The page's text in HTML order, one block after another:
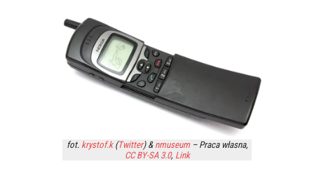
fot. krystof.k(Twitter) & nmuseum– Praca własna,
CC BY-SA 3.0, Link